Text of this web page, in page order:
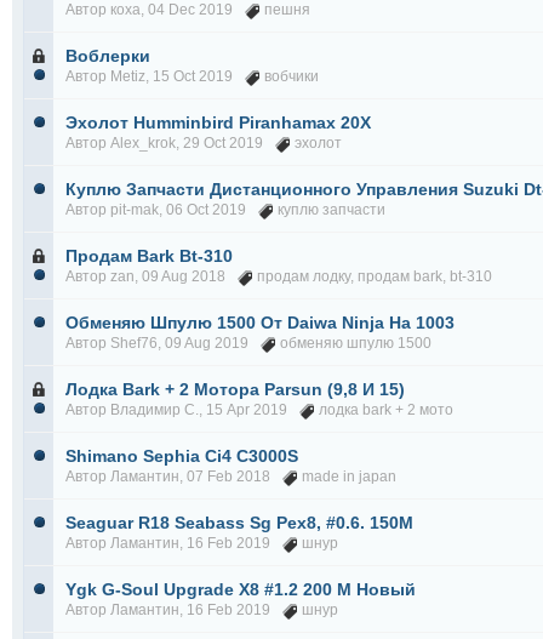
Автор коха, 04 Dec 2019 пешня
Воблерки
Автор Metiz, 15 Oct 2019 вобчики
Эхолот Humminbird Piranhamax 20Х
Автор Alex_krok, 29 Oct 2019 эхолот
Куплю Запчасти Дистанционного Управления Suzuki
Автор pit-mak, 06 Oct 2019 куплю запчасти
Продам Bark Bt-310
Автор zan, 09 Aug 2018 продам лодку, продам bark, bt-310
Обменяю Шпулю 1500 От Daiwa Ninja На 1003
Автор Shef76, 09 Aug 2019 обменяю шпулю 1500
Лодка Bark + 2 Мотора Parsun (9,8 И 15)
Автор Владимир С., 15 Apr 2019 лодка bark + 2 мото
Shimano Sephia Ci4 C3000S
Автор Ламантин, 07 Feb 2018 made in japan
Seaguar R18 Seabass Sg Pex8, #0.6. 150М
Автор Ламантин, 16 Feb 2019 шнур
Ygk G-Soul Upgrade X8 #1.2 200 М Новый
Автор Ламантин, 16 Feb 2019 шнур